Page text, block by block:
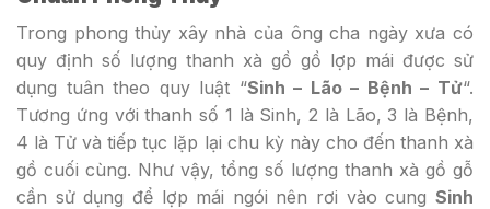
Trong phong thủy xây nhà của ông cha ngày xưa có
quy định số lượng thanh xà gồ gồ lợp mái được sử
dụng tuân theo quy luật “Sinh – Lão – Bệnh – Tử“.
Tương ứng với thanh số 1 là Sinh, 2 là Lão, 3 là Bệnh,
4 là Tử và tiếp tục lặp lại chu kỳ này cho đến thanh xà
gồ cuối cùng. Như vậy, tổng số lượng thanh xà gồ gỗ
cần sử dụng để lợp mái ngói nên rơi vào cung Sinh